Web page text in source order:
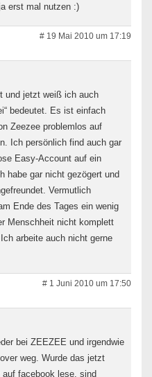
erst mal nutzen :)
# 19 Mai 2010 um 17:19
und jetzt weiß ich auch
bedeutet. Es ist einfach
Zeezee problemlos auf
Ich persönlich find auch gar
Easy-Account auf ein
habe gar nicht gezögert und
Vermutlich
Ende des Tages ein wenig
Menschheit nicht komplett
arbeite auch nicht gerne
# 1 Juni 2010 um 17:50
bei ZEEZEE und irgendwie
weg. Wurde das jetzt
facebook lese, sind